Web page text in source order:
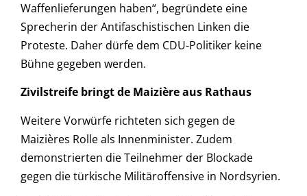
Waffenlieferungen haben“, begründete eine
Sprecherin der Antifaschistischen Linken die
Proteste. Daher dürfe dem CDU-Politiker keine
Bühne gegeben werden.
Zivilstreife bringt de Maizière aus Rathaus
Weitere Vorwürfe richteten sich gegen de
Maizières Rolle als Innenminister. Zudem
demonstrierten die Teilnehmer der Blockade
gegen die türkische Militäroffensive in Nordsyrien.